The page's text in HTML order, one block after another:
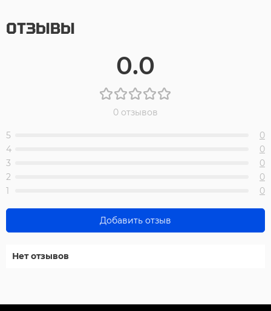
ОТЗЫВЫ
0.0
0 отзывов
5
0
4
0
3
0
2
0
1
0
Добавить отзыв
Нет отзывов